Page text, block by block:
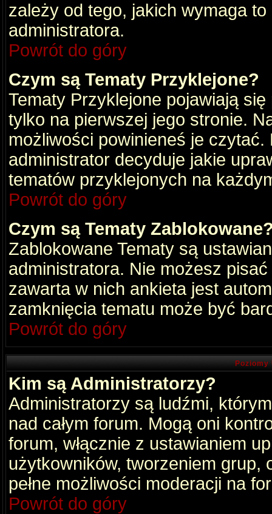
zależy od tego, jakich wymaga
administratora.
Powrót do góry
Czym są Tematy Przyklejone?
Tematy Przyklejone pojawiają
tylko na pierwszej jego stronie.
możliwości powinieneś je czytać.
administrator decyduje jakie
tematów przyklejonych na
Powrót do góry
Czym są Tematy
Zablokowane Tematy są
administratora. Nie możesz
zawarta w nich ankieta jest
zamknięcia tematu może być
Powrót do góry
Kim są Administratorzy?
Administratorzy są ludźmi,
nad całym forum. Mogą oni
forum, włącznie z ustawianiem
użytkowników, tworzeniem grup,
pełne możliwości moderacji na
Powrót do góry